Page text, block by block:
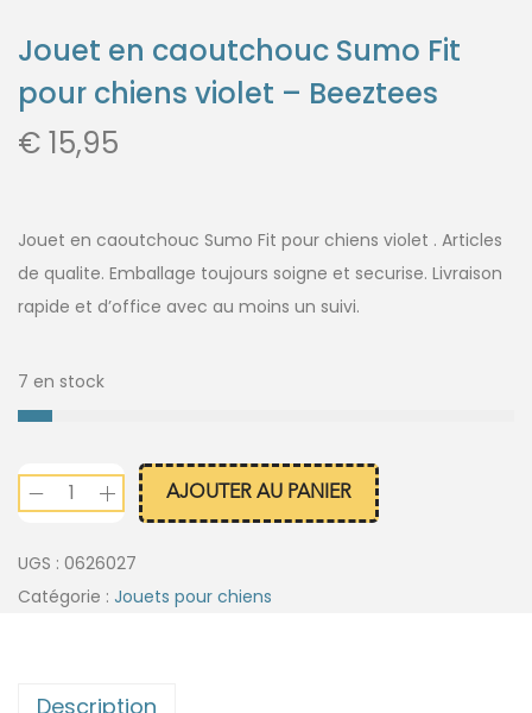
Jouet en caoutchouc Sumo Fit
pour chiens violet – Beeztees
€ 15,95
Jouet en caoutchouc Sumo Fit pour chiens violet . Articles
de qualite. Emballage toujours soigne et securise. Livraison
rapide et d’office avec au moins un suivi.
7 en stock
AJOUTER AU PANIER
UGS : 0626027
Catégorie : Jouets pour chiens
Description